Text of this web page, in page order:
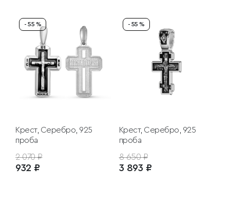
- 55 %
Крест, Серебро, 925
проба
2 070 ₽
932 ₽
- 55 %
Крест, Серебро, 925
проба
8 650 ₽
3 893 ₽